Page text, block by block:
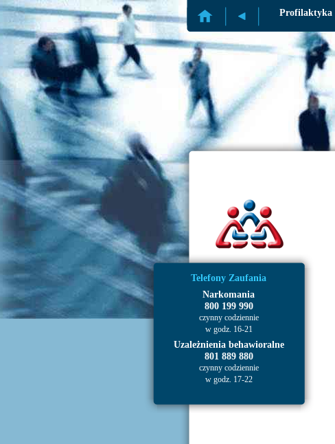
Profilaktyka
Telefony Zaufania
Narkomania
800 199 990
czynny codziennie
w godz. 16-21
Uzależnienia behawioralne
801 889 880
czynny codziennie
w godz. 17-22